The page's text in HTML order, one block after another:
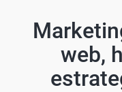
web,